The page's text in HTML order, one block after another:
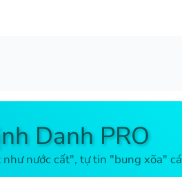
Danh PRO
nước cất", tự tin "bung xõa"